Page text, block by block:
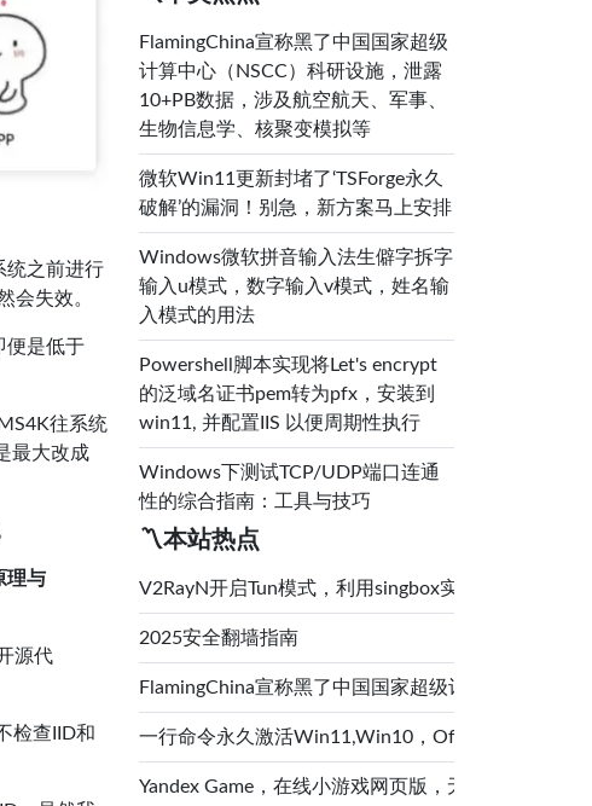
统之前进行
会失效。
便是低于
往系统
最大改成
理与
源代
检查IID和
FlamingChina宣称黑了中国国家超级
计算中心（NSCC）科研设施，泄露
10+PB数据，涉及航空航天、军事、
生物信息学、核聚变模拟等
微软Win11更新封堵了‘TSForge永久
破解’的漏洞！别急，新方案马上安排
Windows微软拼音输入法生僻字拆字
输入u模式，数字输入v模式，姓名输
入模式的用法
Powershell脚本实现将Let's encrypt
的泛域名证书pem转为pfx，安装到
win11, 并配置IIS 以便周期性执行
Windows下测试TCP/UDP端口连通
性的综合指南：工具与技巧
〽️本站热点
V2RayN开启Tun模式，利用singbox实现透明代理，
2025安全翻墙指南
FlamingChina宣称黑了中国国家超级计算中心（
一行命令永久激活Win11,Win10，Office, 无需找激
Yandex Game，在线小游戏网页版，无需登录，直接